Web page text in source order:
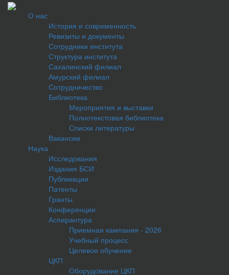
О нас
История и современность
Ревизиты и документы
Сотрудники института
Структура института
Сахалинский филиал
Амурский филиал
Сотрудничество
Библиотека
Мероприятия и выставки
Полнотекстовая библиотека
Списки литературы
Вакансии
Наука
Исследования
Издания БСИ
Публикации
Патенты
Гранты
Конференции
Аспирантура
Приемная кампания - 2026
Учебный процесс
Целевое обучение
ЦКП
Оборудование ЦКП